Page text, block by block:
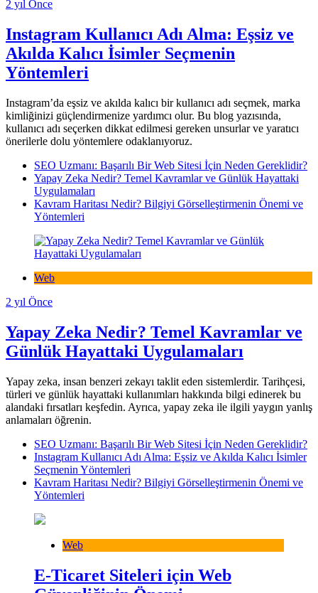
2 yıl Önce
Instagram Kullanıcı Adı Alma: Eşsiz ve
Akılda Kalıcı İsimler Seçmenin
Yöntemleri
Instagram’da eşsiz ve akılda kalıcı bir kullanıcı adı seçmek, marka
kimliğinizi güçlendirmenize yardımcı olur. Bu blog yazısında,
kullanıcı adı seçerken dikkat edilmesi gereken unsurlar ve yaratıcı
önerilerle dolu yöntemlere odaklanıyoruz.
SEO Uzmanı: Başarılı Bir Web Sitesi İçin Neden Gereklidir?
Yapay Zeka Nedir? Temel Kavramlar ve Günlük Hayattaki
Uygulamaları
Kavram Haritası Nedir? Bilgiyi Görselleştirmenin Önemi ve
Yöntemleri
Web
2 yıl Önce
Yapay Zeka Nedir? Temel Kavramlar ve
Günlük Hayattaki Uygulamaları
Yapay zeka, insan benzeri zekayı taklit eden sistemlerdir. Tarihçesi,
türleri ve günlük hayattaki kullanımları hakkında bilgi edinerek bu
alandaki fırsatları keşfedin. Ayrıca, yapay zeka ile ilgili yaygın yanlış
anlamaları öğrenin.
SEO Uzmanı: Başarılı Bir Web Sitesi İçin Neden Gereklidir?
Instagram Kullanıcı Adı Alma: Eşsiz ve Akılda Kalıcı İsimler
Seçmenin Yöntemleri
Kavram Haritası Nedir? Bilgiyi Görselleştirmenin Önemi ve
Yöntemleri
Web
E-Ticaret Siteleri için Web